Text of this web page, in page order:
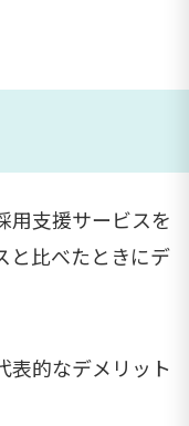
用支援サービスを
と比べたときにデ
表的なデメリット